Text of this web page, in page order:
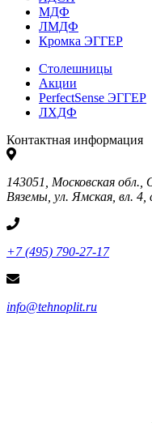
МДФ
ЛМДФ
Кромка ЭГГЕР
Столешницы
Акции
PerfectSense ЭГГЕР
ЛХДФ
Контактная информация
143051, Московская
Вяземы, ул. Ямская, вл. 4,
+7 (495) 790-27-17
info@tehnoplit.ru